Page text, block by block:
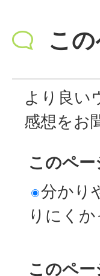
こ
より良い
感想をお
このペ
分かり
りにくか
このペ